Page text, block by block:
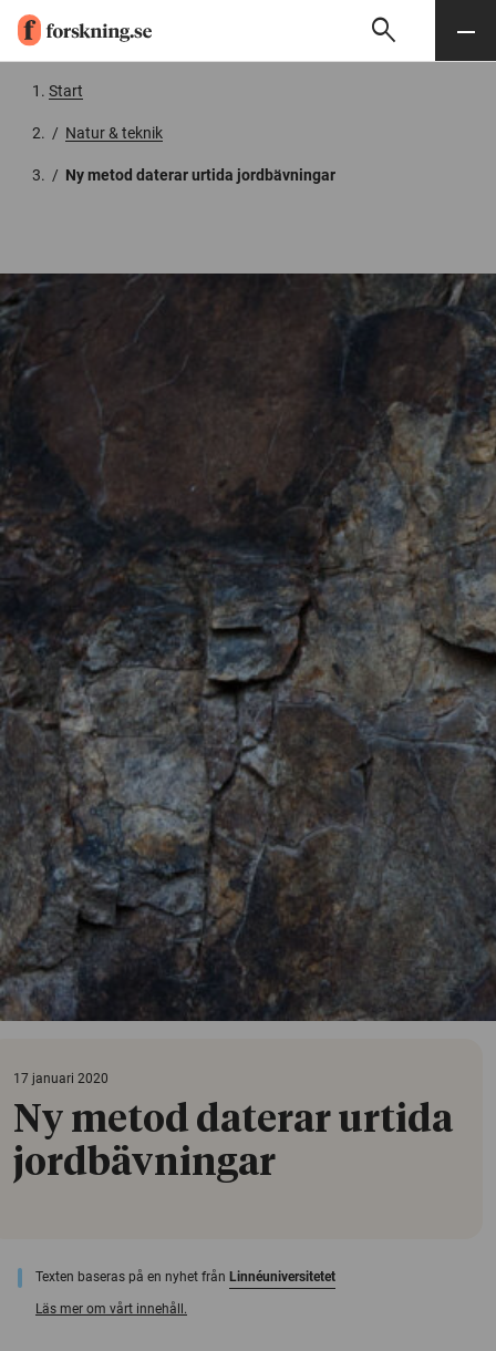
Söksearch Meny
Start
/ Natur & teknik
/ Ny metod daterar urtida jordbävningar
17 januari 2020
Ny metod daterar urtida
jordbävningar
Texten baseras på en nyhet från Linnéuniversitetet
Läs mer om vårt innehåll.